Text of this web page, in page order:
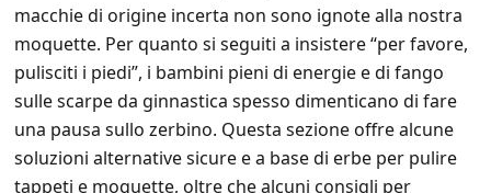
macchie di origine incerta non sono ignote alla nostra
moquette. Per quanto si seguiti a insistere “per favore,
pulisciti i piedi”, i bambini pieni di energie e di fango
sulle scarpe da ginnastica spesso dimenticano di fare
una pausa sullo zerbino. Questa sezione offre alcune
soluzioni alternative sicure e a base di erbe per pulire
tappeti e moquette, oltre che alcuni consigli per